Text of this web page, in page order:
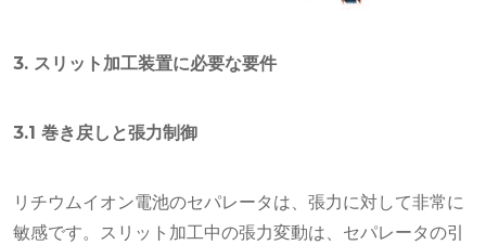
3. スリット加工装置に必要な要件
3.1 巻き戻しと張力制御
リチウムイオン電池のセパレータは、張力に対して非常に
敏感です。スリット加工中の張力変動は、セパレータの引